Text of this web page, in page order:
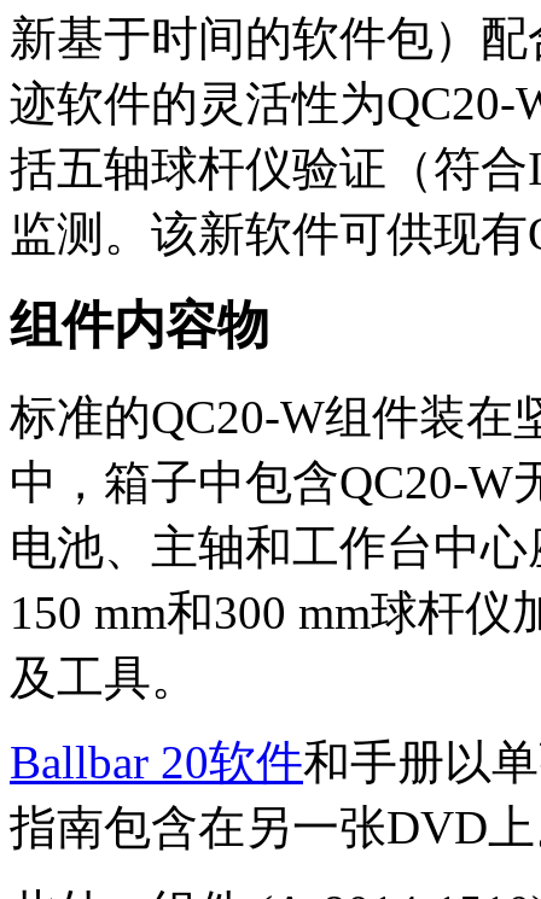
新基于时间的软件包）配
迹软件的灵活性为
括五轴球杆仪验证（符
监测。该新软件可供现有
组件内容物
标准的QC20-W组件装在
中，箱子中包含QC20-W
电池、主轴和工作台中心
150 mm和300 mm球杆
及工具。
Ballbar 20软件和手册以
指南包含在另一张DVD